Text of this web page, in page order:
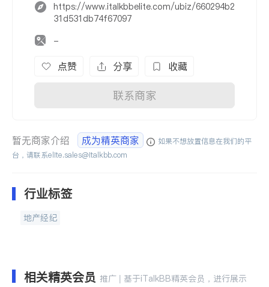
https://www.italkbbelite.com/ubiz/660294b2
31d531db74f67097
-
点赞 分享 收藏
联系商家
暂无商家介绍 成为精英商家
如果不想放置信息在我们的平
台，请联系elite.sales@italkbb.com
行业标签
地产经纪
相关精英会员 推广 | 基于iTalkBB精英会员，进行展示